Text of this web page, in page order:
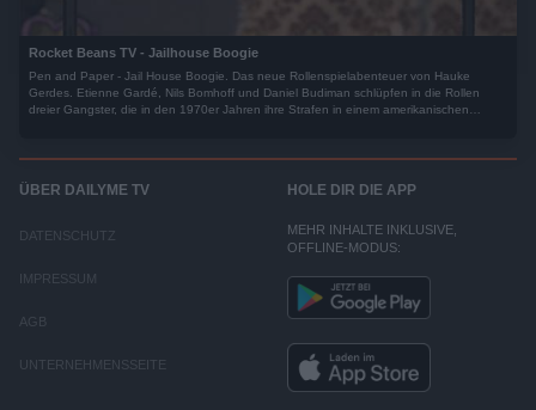
Rocket Beans TV - Jailhouse Boogie
Pen and Paper - Jail House Boogie. Das neue Rollenspielabenteuer von Hauke
Gerdes. Etienne Gardé, Nils Bomhoff und Daniel Budiman schlüpfen in die Rollen
dreier Gangster, die in den 1970er Jahren ihre Strafen in einem amerikanischen
ÜBER DAILYME TV
DATENSCHUTZ
IMPRESSUM
AGB
UNTERNEHMENSSEITE
HOLE DIR DIE APP
MEHR INHALTE INKLUSIVE,
OFFLINE-MODUS: